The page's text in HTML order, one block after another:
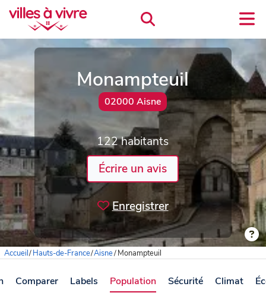
Monampteuil
02000 Aisne
122 habitants
Écrire un avis
Enregistrer
Accueil/Hauts-de-France/Aisne/Monampteuil
Comparer Labels Population Sécurité Climat